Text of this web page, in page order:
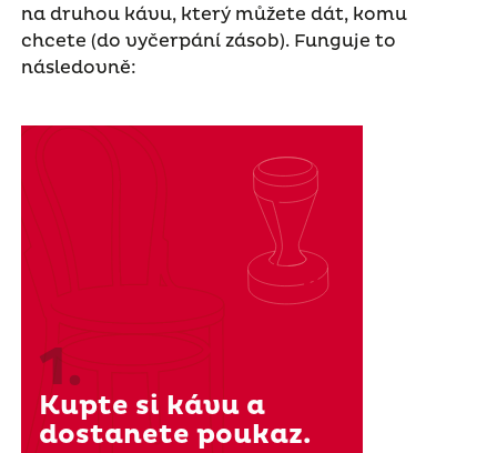
na druhou kávu, který můžete dát, komu
chcete (do vyčerpání zásob). Funguje to
následovně:
1.
Kupte si kávu a
dostanete poukaz.